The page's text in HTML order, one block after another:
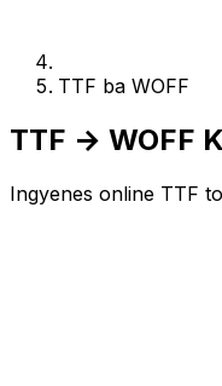
TTF ba WOFF
TTF → WOFF
Ingyenes online TTF